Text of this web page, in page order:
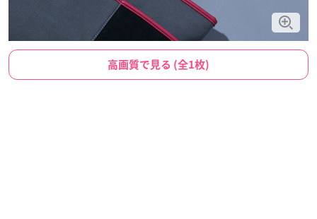
高画質で見る (全1枚)